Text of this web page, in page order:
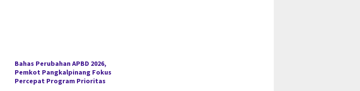
Bahas Perubahan APBD 2026,
Pemkot Pangkalpinang Fokus
Percepat Program Prioritas